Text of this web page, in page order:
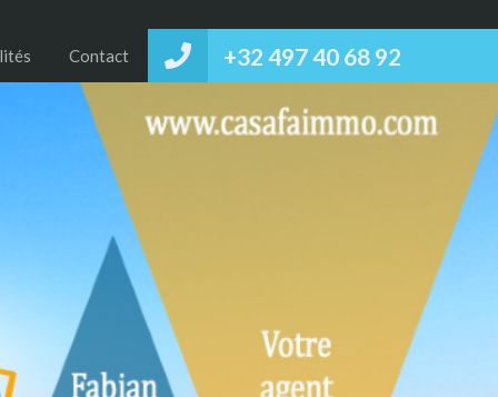
+32 497 40 68 92‬
Contact